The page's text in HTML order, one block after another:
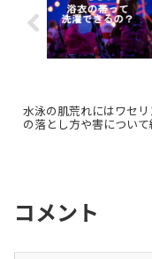
水泳の肌荒れにはワセ
の落とし方や害につい
コメント